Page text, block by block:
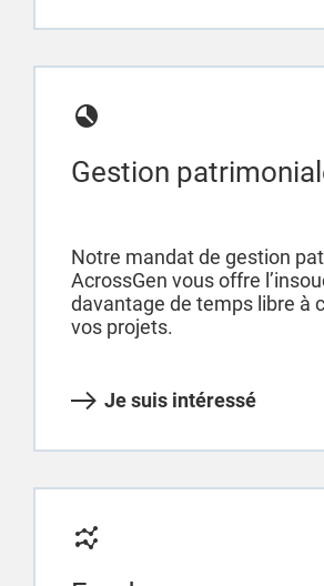
Gestion
Notre mandat de gestion
AcrossGen vous offre
davantage de temps libre à
vos projets.
Je suis intéressé